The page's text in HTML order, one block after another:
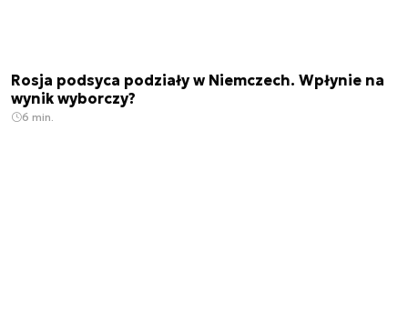
Rosja podsyca podziały w Niemczech. Wpłynie na
wynik wyborczy?
6 min.